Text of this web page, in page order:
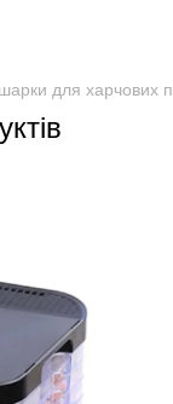
для харчових